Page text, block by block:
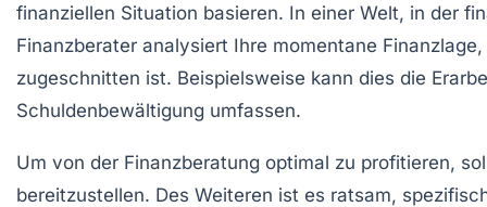
finanziellen Situation basieren. In einer Welt, in der
Finanzberater analysiert Ihre momentane
zugeschnitten ist. Beispielsweise kann dies die
Schuldenbewältigung umfassen.
Um von der Finanzberatung optimal zu profitieren,
bereitzustellen. Des Weiteren ist es ratsam,